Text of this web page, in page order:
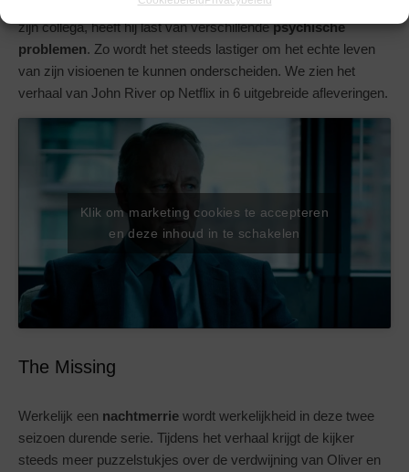
zijn leven als detective. Sinds hij getuigen was op de dood van
zijn collega, heeft hij last van verschillendepsychische
problemen. Zo wordt het steeds lastiger om het echte leven
van zijn visioenen te kunnen onderscheiden. We zien het
verhaal van John River op Netflix in 6 uitgebreide afleveringen.
Klik om marketing cookies te accepteren
en deze inhoud in te schakelen
The Missing
Werkelijk een nachtmerrie wordt werkelijkheid in deze twee
seizoen durende serie. Tijdens het verhaal krijgt de kijker
steeds meer puzzelstukjes over de verdwijning van Oliver en